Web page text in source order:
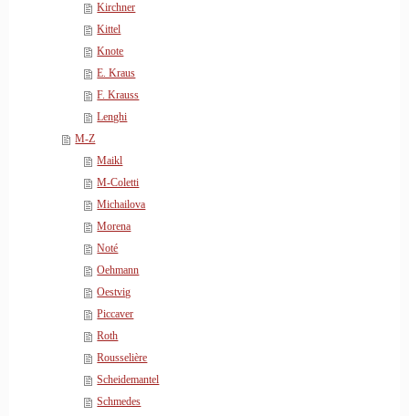
Kirchner
Kittel
Knote
E. Kraus
F. Krauss
Lenghi
M-Z
Maikl
M-Coletti
Michailova
Morena
Noté
Oehmann
Oestvig
Piccaver
Roth
Rousselière
Scheidemantel
Schmedes